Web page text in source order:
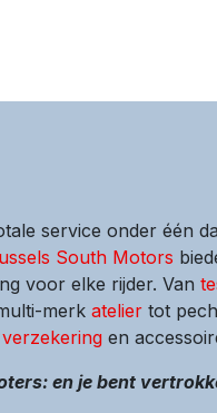
service onder één
South Motors
voor elke rijder. Van
merk atelier tot
verzekering en
en je bent